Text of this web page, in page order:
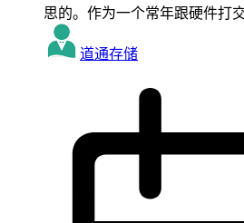
思的。作为一个常年跟硬件打
道通存储